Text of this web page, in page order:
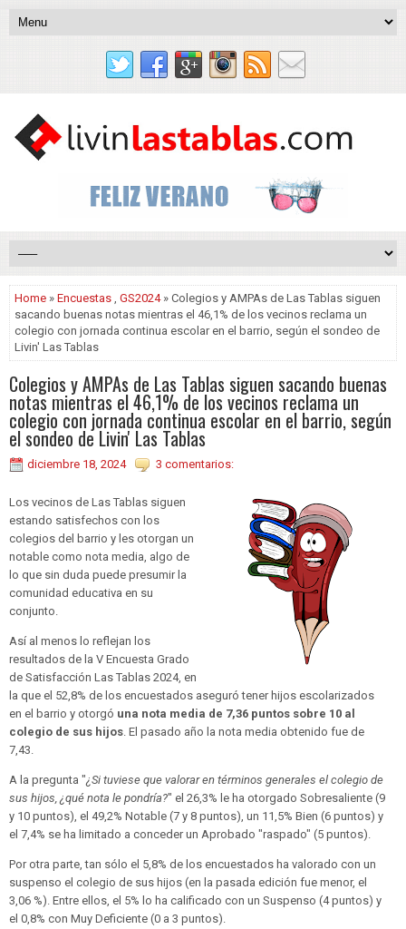
Home » Encuestas , GS2024» Colegios y AMPAs de Las Tablas siguen
sacando buenas notas mientras el 46,1% de los vecinos reclama un
colegio con jornada continua escolar en el barrio, según el sondeo de
Livin' Las Tablas
Colegios y AMPAs de Las Tablas siguen sacando buenas
notas mientras el 46,1% de los vecinos reclama un
colegio con jornada continua escolar en el barrio, según
el sondeo de Livin' Las Tablas
diciembre 18, 2024 3 comentarios:
Los vecinos de Las Tablas siguen
estando satisfechos con los
colegios del barrio y les otorgan un
notable como nota media, algo de
lo que sin duda puede presumir la
comunidad educativa en su
conjunto.
Así al menos lo reflejan los
resultados de la V Encuesta Grado
de Satisfacción Las Tablas 2024, en
la que el 52,8% de los encuestados aseguró tener hijos escolarizados
en el barrio y otorgó una nota media de 7,36 puntos sobre 10 al
colegio de sus hijos. El pasado año la nota media obtenido fue de
7,43.
A la pregunta "¿Si tuviese que valorar en términos generales el colegio de
sus hijos, ¿qué nota le pondría?" el 26,3% le ha otorgado Sobresaliente (9
y 10 puntos), el 49,2% Notable (7 y 8 puntos), un 11,5% Bien (6 puntos) y
el 7,4% se ha limitado a conceder un Aprobado "raspado" (5 puntos).
Por otra parte, tan sólo el 5,8% de los encuestados ha valorado con un
suspenso el colegio de sus hijos (en la pasada edición fue menor, el
3,06 %). Entre ellos, el 5% lo ha calificado con un Suspenso (4 puntos) y
el 0,8% con Muy Deficiente (0 a 3 puntos).